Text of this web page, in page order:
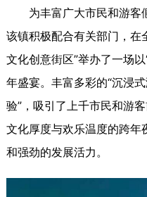
为丰富广大市民和游客
该镇积极配合有关部门，在
文化创意街区”举办了一场
年盛宴。丰富多彩的“沉浸
验”，吸引了上千市民和游
文化厚度与欢乐温度的跨年
和强劲的发展活力。